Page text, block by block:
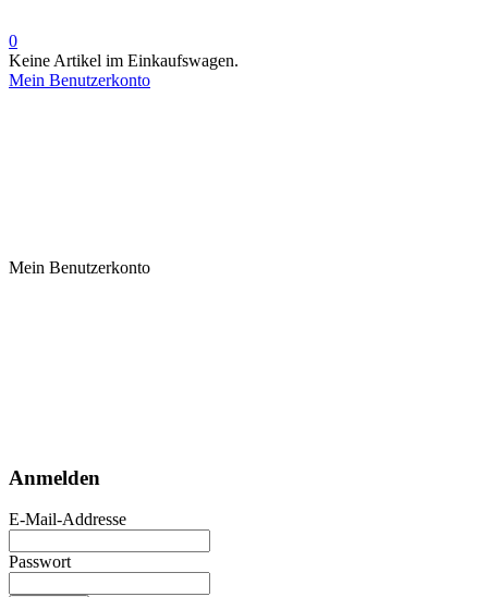
0
Keine Artikel im Einkaufswagen.
Mein Benutzerkonto
Mein Benutzerkonto
Anmelden
E-Mail-Addresse
Passwort